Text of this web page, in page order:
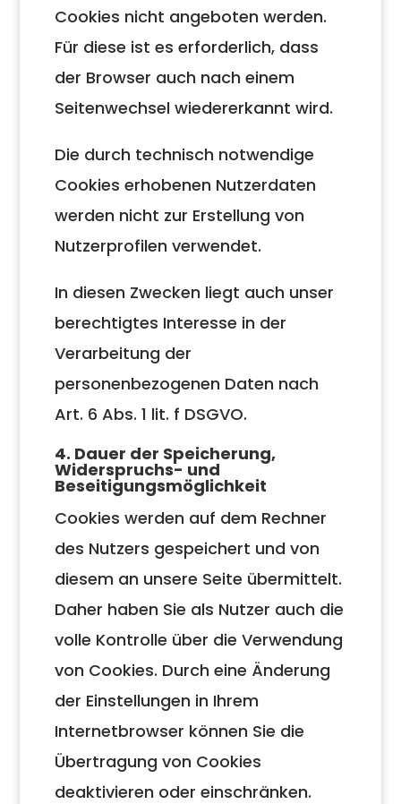
Cookies nicht angeboten werden.
Für diese ist es erforderlich, dass
der Browser auch nach einem
Seitenwechsel wiedererkannt wird.
Die durch technisch notwendige
Cookies erhobenen Nutzerdaten
werden nicht zur Erstellung von
Nutzerprofilen verwendet.
In diesen Zwecken liegt auch unser
berechtigtes Interesse in der
Verarbeitung der
personenbezogenen Daten nach
Art. 6 Abs. 1 lit. f DSGVO.
4. Dauer der Speicherung,
Widerspruchs- und
Beseitigungsmöglichkeit
Cookies werden auf dem Rechner
des Nutzers gespeichert und von
diesem an unsere Seite übermittelt.
Daher haben Sie als Nutzer auch die
volle Kontrolle über die Verwendung
von Cookies. Durch eine Änderung
der Einstellungen in Ihrem
Internetbrowser können Sie die
Übertragung von Cookies
deaktivieren oder einschränken.